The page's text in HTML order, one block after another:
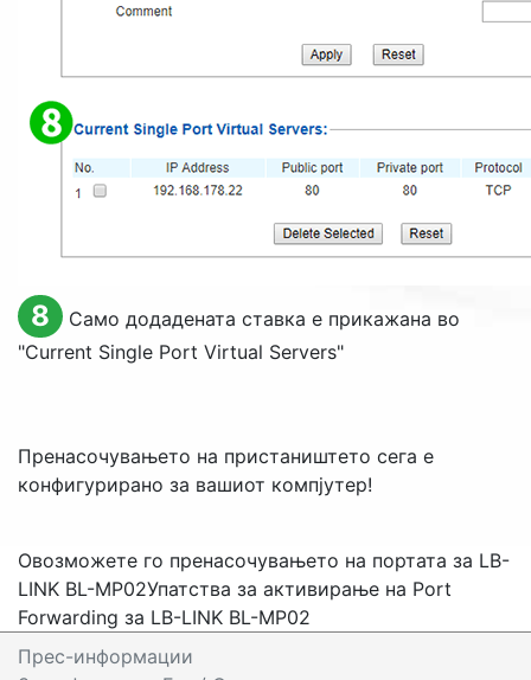
8
Само додадената ставка е прикажана во
"Current Single Port Virtual Servers"
Пренасочувањето на пристаништето сега е
конфигурирано за вашиот компјутер!
Овозможете го пренасочувањето на портата за LB-
LINK BL-MP02Упатства за активирање на Port
Forwarding за LB-LINK BL-MP02
Прес-информации